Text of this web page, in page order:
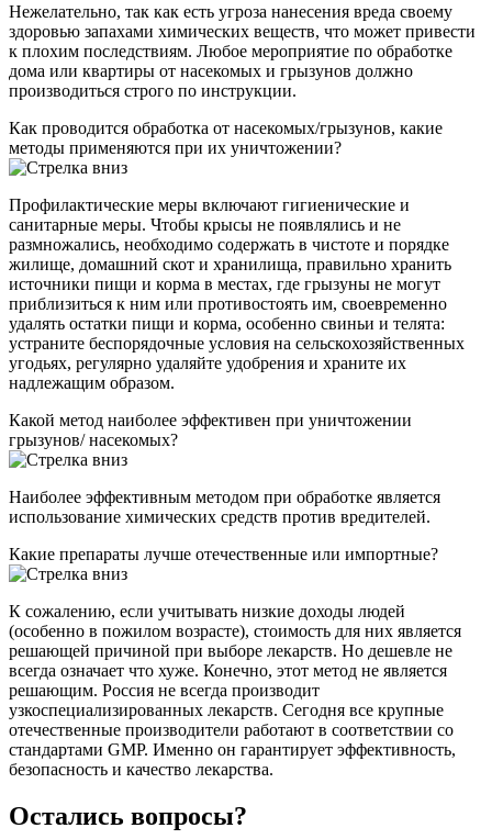
Нежелательно, так как есть угроза нанесения вреда своему
здоровью запахами химических веществ, что может привести
к плохим последствиям. Любое мероприятие по обработке
дома или квартиры от насекомых и грызунов должно
производиться строго по инструкции.
Как проводится обработка от насекомых/грызунов, какие
методы применяются при их уничтожении?
Профилактические меры включают гигиенические и
санитарные меры. Чтобы крысы не появлялись и не
размножались, необходимо содержать в чистоте и порядке
жилище, домашний скот и хранилища, правильно хранить
источники пищи и корма в местах, где грызуны не могут
приблизиться к ним или противостоять им, своевременно
удалять остатки пищи и корма, особенно свиньи и телята:
устраните беспорядочные условия на сельскохозяйственных
угодьях, регулярно удаляйте удобрения и храните их
надлежащим образом.
Какой метод наиболее эффективен при уничтожении
грызунов/ насекомых?
Наиболее эффективным методом при обработке является
использование химических средств против вредителей.
Какие препараты лучше отечественные или импортные?
К сожалению, если учитывать низкие доходы людей
(особенно в пожилом возрасте), стоимость для них является
решающей причиной при выборе лекарств. Но дешевле не
всегда означает что хуже. Конечно, этот метод не является
решающим. Россия не всегда производит
узкоспециализированных лекарств. Сегодня все крупные
отечественные производители работают в соответствии со
стандартами GMP. Именно он гарантирует эффективность,
безопасность и качество лекарства.
Остались вопросы?